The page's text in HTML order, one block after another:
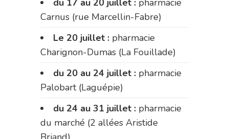
Carnus (rue Marcellin-Fabre)
Le 20 juillet : pharmacie
Charignon-Dumas (La Fouillade)
du 20 au 24 juillet : pharmacie
Palobart (Laguépie)
du 24 au 31 juillet : pharmacie
du marché (2 allées Aristide